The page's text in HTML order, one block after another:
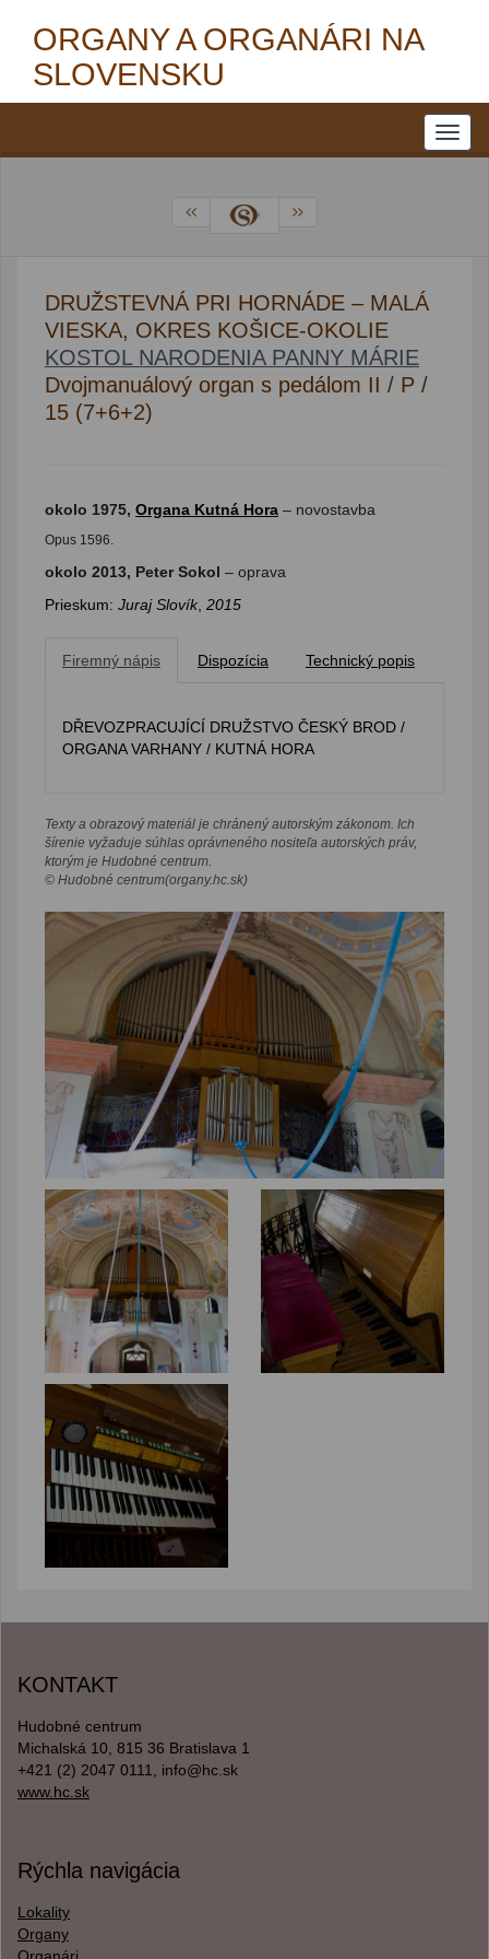
ORGANY A ORGANÁRI NA
SLOVENSKU
DRUŽSTEVNÁ PRI HORNÁDE – MALÁ
VIESKA, OKRES KOŠICE-OKOLIE
KOSTOL NARODENIA PANNY MÁRIE
Dvojmanuálový organ s pedálom II / P /
15 (7+6+2)
okolo 1975, Organa Kutná Hora – novostavba
Opus 1596.
okolo 2013, Peter Sokol – oprava
Prieskum: Juraj Slovík 2015
Firemný nápis Dispozícia Technický popis
DŘEVOZPRACUJÍCÍ DRUŽSTVO ČESKÝ BROD /
ORGANA VARHANY / KUTNÁ HORA
Texty a obrazový materiál je chránený autorským zákonom. Ich
šírenie vyžaduje súhlas oprávneného nositeľa autorských práv,
ktorým je Hudobné centrum.
© Hudobné centrum(organy.hc.sk)
KONTAKT
Hudobné centrum
Michalská 10, 815 36 Bratislava 1
+421 (2) 2047 0111, info@hc.sk
www.hc.sk
Rýchla navigácia
Lokality
Organy